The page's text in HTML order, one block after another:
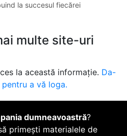
la succesul fiecărei
multe site-uri
la această informație. Da-
a vă loga.
dumneavoastră?
primești materialele de